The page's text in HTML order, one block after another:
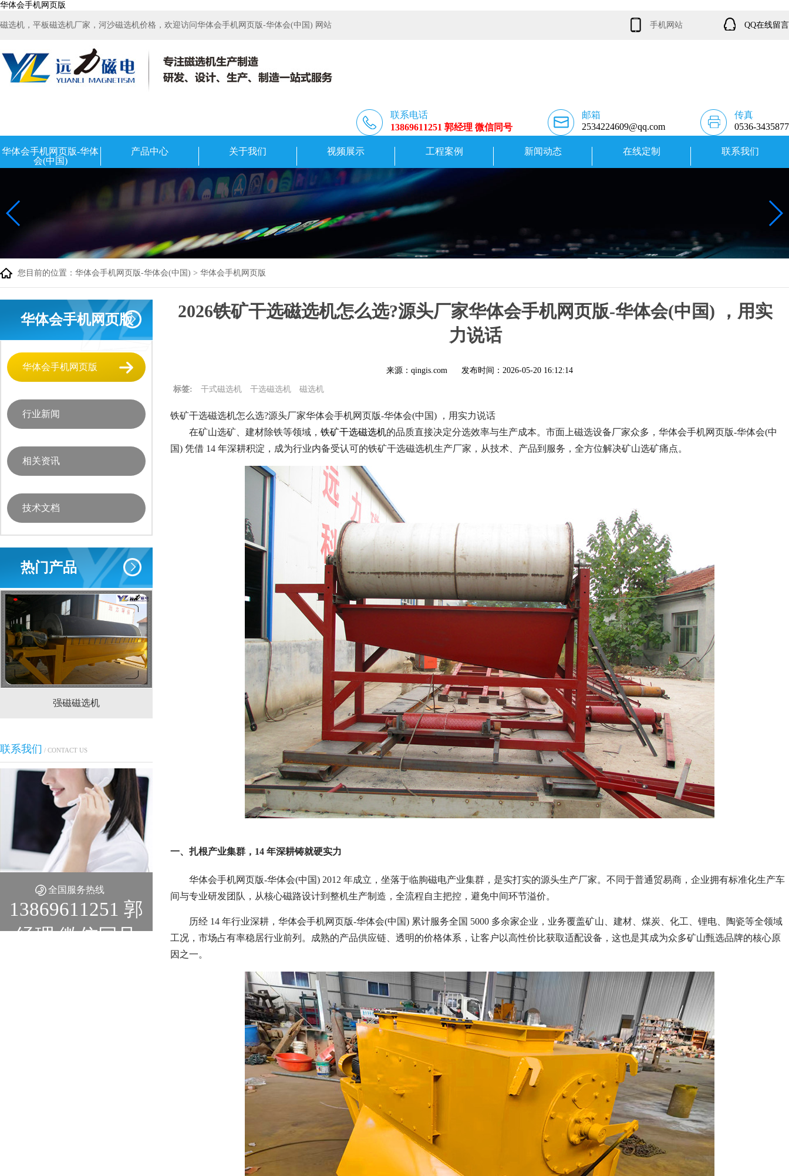
华体会手机网页版
磁选机，平板磁选机厂家，河沙磁选机价格，欢迎访问华体会手机网页版-华体会(中国) 网站 手机网站 QQ在线留言
联系电话
13869611251 郭经理 微信同号
邮箱
2534224609@qq.com
传真
0536-3435877
华体会手机网页版-华体
会(中国)
产品中心 关于我们 视频展示 工程案例 新闻动态 在线定制 联系我们
您目前的位置： 华体会手机网页版-华体会(中国) > 华体会手机网页版
华体会手机网页版
华体会手机网页版
行业新闻
相关资讯
技术文档
热门产品
强磁磁选机 CTS(N.B)永磁筒式磁选机 稀土永磁辊式强磁选机 RCT系列全磁永磁滚筒 河沙磁选机工作原理
联系我们 / CONTACT US
全国服务热线
13869611251 郭
经理 微信同号
2026铁矿干选磁选机怎么选?源头厂家华体会手机网页版-华体会(中国) ，用实
力说话
来源：qingis.com 发布时间： 2026-05-20 16:12:14
标签: 干式磁选机 干选磁选机 磁选机
铁矿干选磁选机怎么选?源头厂家华体会手机网页版-华体会(中国) ，用实力说话
在矿山选矿、建材除铁等领域， 铁矿干选磁选机的品质直接决定分选效率与生产成本。市面上磁选设备厂家众多，华体会手机网页版-华体会(中
国) 凭借 14 年深耕积淀，成为行业内备受认可的铁矿干选磁选机生产厂家，从技术、产品到服务，全方位解决矿山选矿痛点。
一、扎根产业集群，14 年深耕铸就硬实力
华体会手机网页版-华体会(中国) 2012 年成立，坐落于临朐磁电产业集群，是实打实的源头生产厂家。不同于普通贸易商，企业拥有标准化生产车
间与专业研发团队，从核心磁路设计到整机生产制造，全流程自主把控，避免中间环节溢价。
历经 14 年行业深耕，华体会手机网页版-华体会(中国) 累计服务全国 5000 多余家企业，业务覆盖矿山、建材、煤炭、化工、锂电、陶瓷等全领域
工况，市场占有率稳居行业前列。成熟的产品供应链、透明的价格体系，让客户以高性价比获取适配设备，这也是其成为众多矿山甄选品牌的核心原
因之一。